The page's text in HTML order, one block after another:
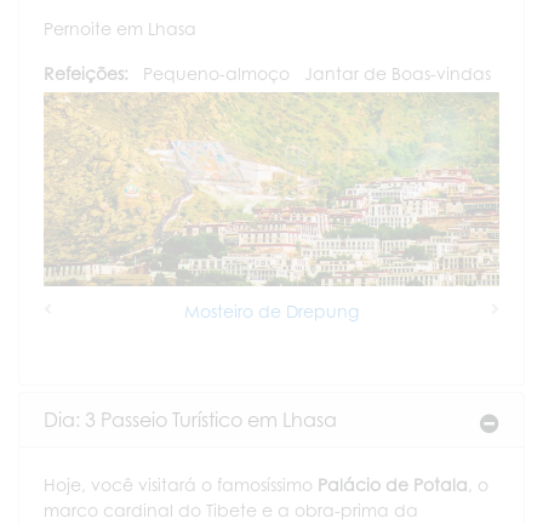
Pernoite em Lhasa
Refeições: Pequeno-almoço Jantar de Boas-vindas
Mosteiro de Drepung
Dia: 3 Passeio Turístico em Lhasa
Hoje, você visitará o famosíssimo Palácio de Potala, o
marco cardinal do Tibete e a obra-prima da